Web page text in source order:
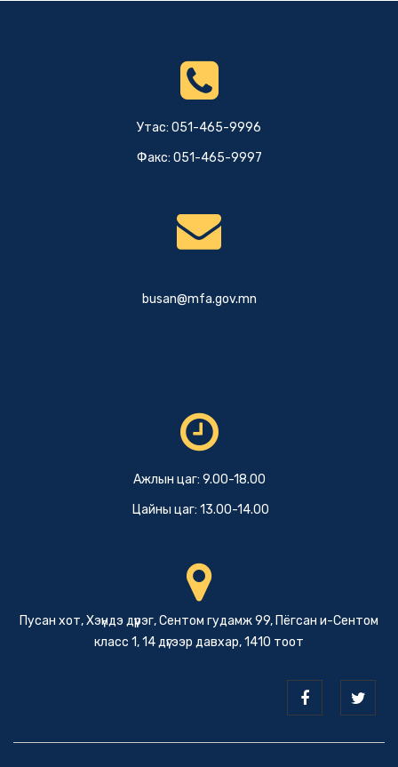
Утас: 051-465-9996
Факс: 051-465-9997
busan@mfa.gov.mn
Ажлын цаг: 9.00-18.00
Цайны цаг: 13.00-14.00
Пусан хот, Хэүндэ дүүрэг, Сентом гудамж 99, Пёгсан и-Сентом
класс 1, 14 дүгээр давхар, 1410 тоот